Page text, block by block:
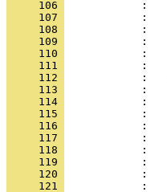
     106
:
     107
:
     108
:
     109
:
     110
:
     111
:
     112
:
     113
:
     114
:
     115
:
     116
:
     117
:
     118
:
     119
:
     120
:
     121
: